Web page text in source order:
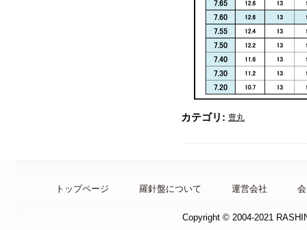
カテゴリ: 豊丸
トップページ 羅針盤について 運営会社
Copyright © 2004-2021